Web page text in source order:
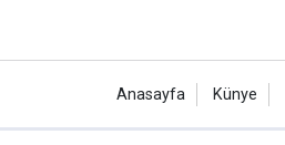
Anasayfa Künye